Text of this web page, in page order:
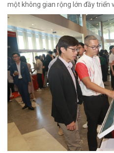
một không gian rộng lớn đầy triển